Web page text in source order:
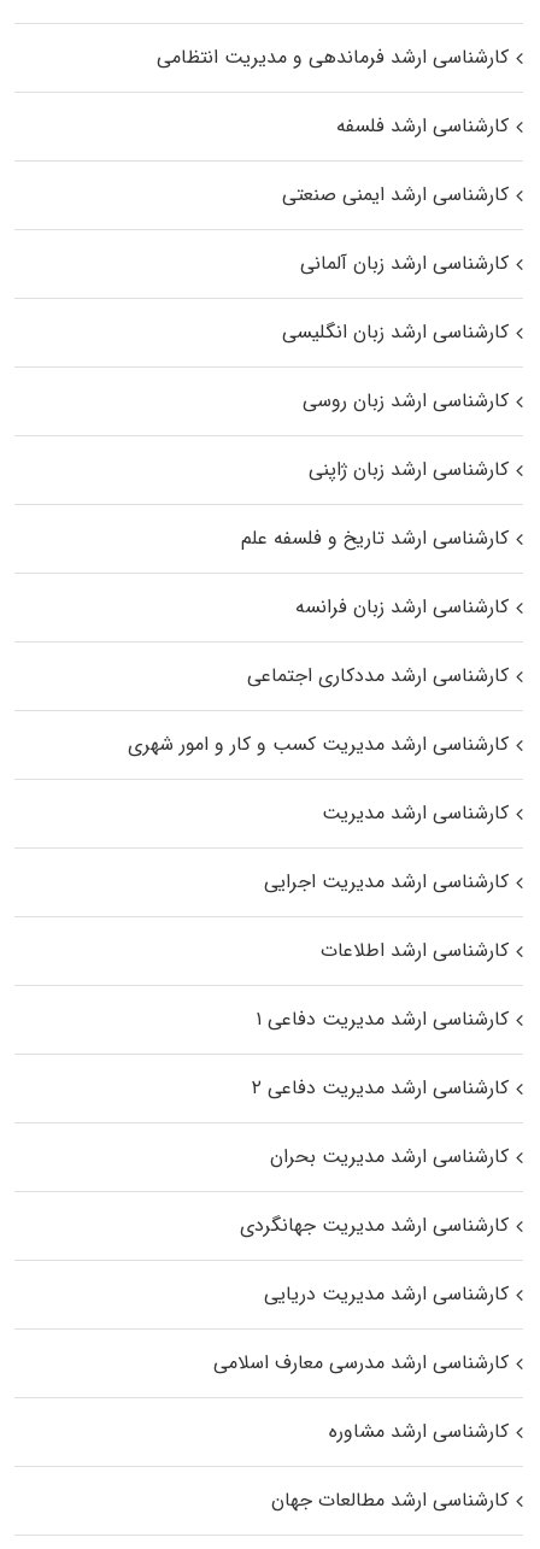
کارشناسی ارشد فرماندهی و مدیریت انتظامی
کارشناسی ارشد فلسفه
کارشناسی ارشد ایمنی صنعتی
کارشناسی ارشد زبان آلمانی
کارشناسی ارشد زبان انگلیسی
کارشناسی ارشد زبان روسی
کارشناسی ارشد زبان ژاپنی
کارشناسی ارشد تاریخ و فلسفه علم
کارشناسی ارشد زبان فرانسه
کارشناسی ارشد مددکاری اجتماعی
کارشناسی ارشد مدیریت کسب و کار و امور شهری
کارشناسی ارشد مدیریت
کارشناسی ارشد مدیریت اجرایی
کارشناسی ارشد اطلاعات
کارشناسی ارشد مدیریت دفاعی ۱
کارشناسی ارشد مدیریت دفاعی ۲
کارشناسی ارشد مدیریت بحران
کارشناسی ارشد مدیریت جهانگردی
کارشناسی ارشد مدیریت دریایی
کارشناسی ارشد مدرسی معارف اسلامی
کارشناسی ارشد مشاوره
کارشناسی ارشد مطالعات جهان